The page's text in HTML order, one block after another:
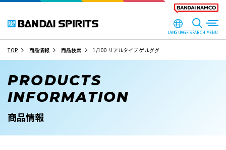
LANGUAGESEARCH
TOP 商品情報 商品検索 1/100 リアルタイプ ゲルググ
PRODUCTS
INFORMATION
商品情報